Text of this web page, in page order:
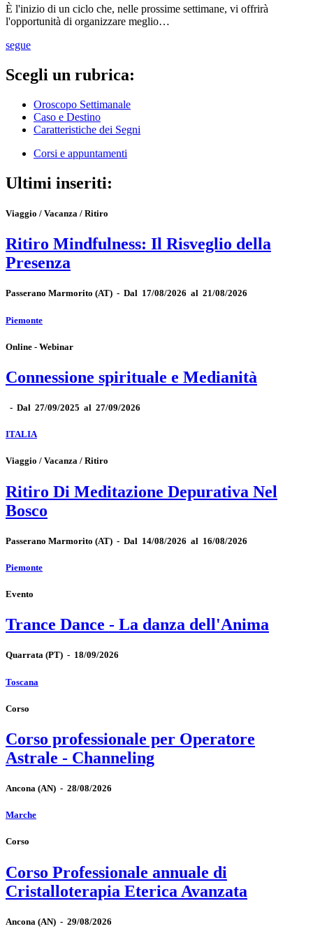
È l'inizio di un ciclo che, nelle prossime settimane, vi offrirà
l'opportunità di organizzare meglio…
segue
Scegli un rubrica:
Oroscopo Settimanale
Caso e Destino
Caratteristiche dei Segni
Corsi e appuntamenti
Ultimi inseriti:
Viaggio / Vacanza / Ritiro
Ritiro Mindfulness: Il Risveglio della
Presenza
Passerano Marmorito (AT) - Dal 17/08/2026 al 21/08/2026
Piemonte
Online - Webinar
Connessione spirituale e Medianità
- Dal 27/09/2025 al 27/09/2026
ITALIA
Viaggio / Vacanza / Ritiro
Ritiro Di Meditazione Depurativa Nel
Bosco
Passerano Marmorito (AT) - Dal 14/08/2026 al 16/08/2026
Piemonte
Evento
Trance Dance - La danza dell'Anima
Quarrata (PT) - 18/09/2026
Toscana
Corso
Corso professionale per Operatore
Astrale - Channeling
Ancona (AN) - 28/08/2026
Marche
Corso
Corso Professionale annuale di
Cristalloterapia Eterica Avanzata
Ancona (AN) - 29/08/2026